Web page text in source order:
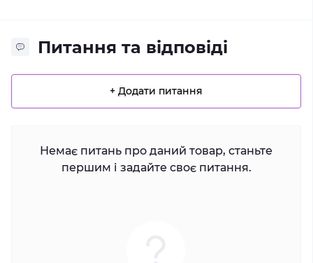
Питання та відповіді
+ Додати питання
Немає питань про даний товар, станьте
першим і задайте своє питання.